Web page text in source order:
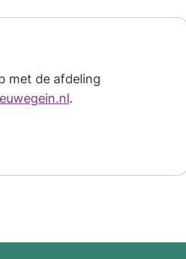
met de afdeling
(Verwijst
mailadres)
.